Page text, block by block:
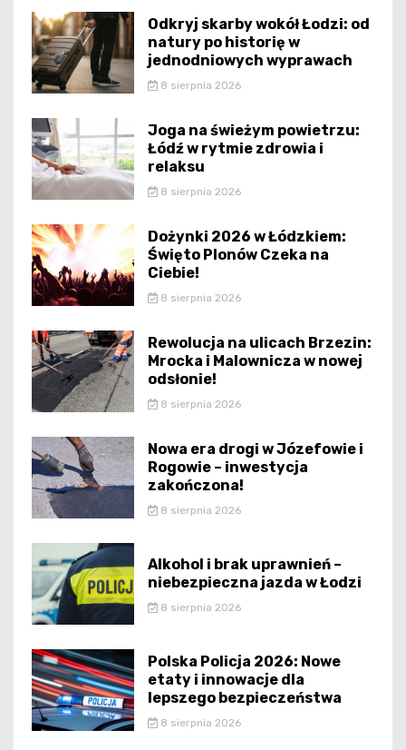
Odkryj skarby wokół Łodzi: od
natury po historię w
jednodniowych wyprawach
8 sierpnia 2026
Joga na świeżym powietrzu:
Łódź w rytmie zdrowia i
relaksu
8 sierpnia 2026
Dożynki 2026 w Łódzkiem:
Święto Plonów Czeka na
Ciebie!
8 sierpnia 2026
Rewolucja na ulicach Brzezin:
Mrocka i Malownicza w nowej
odsłonie!
8 sierpnia 2026
Nowa era drogi w Józefowie i
Rogowie – inwestycja
zakończona!
8 sierpnia 2026
Alkohol i brak uprawnień –
niebezpieczna jazda w Łodzi
8 sierpnia 2026
Polska Policja 2026: Nowe
etaty i innowacje dla
lepszego bezpieczeństwa
8 sierpnia 2026